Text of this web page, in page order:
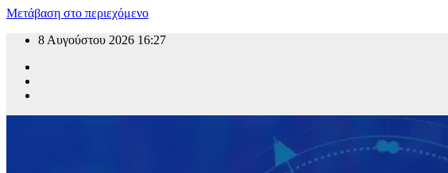
Μετάβαση στο περιεχόμενο
8 Αυγούστου 2026 16:27